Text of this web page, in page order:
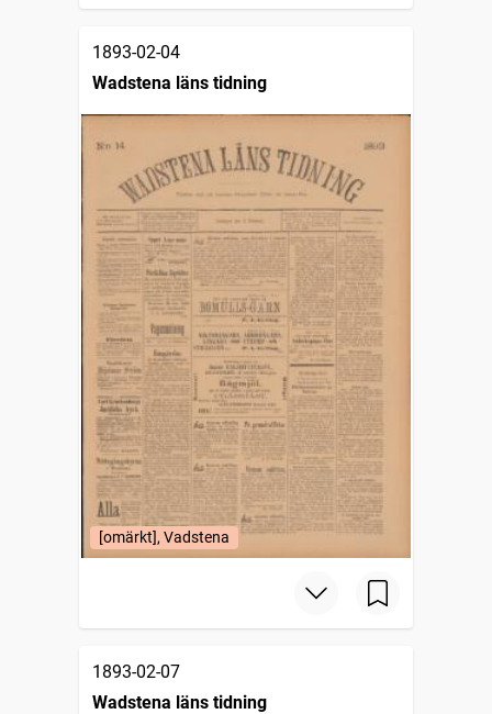
1893-02-04
Wadstena läns tidning
[omärkt], Vadstena
1893-02-07
Wadstena läns tidning